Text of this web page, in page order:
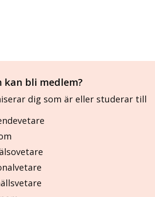
kan bli medlem?
dig som är eller studerar till